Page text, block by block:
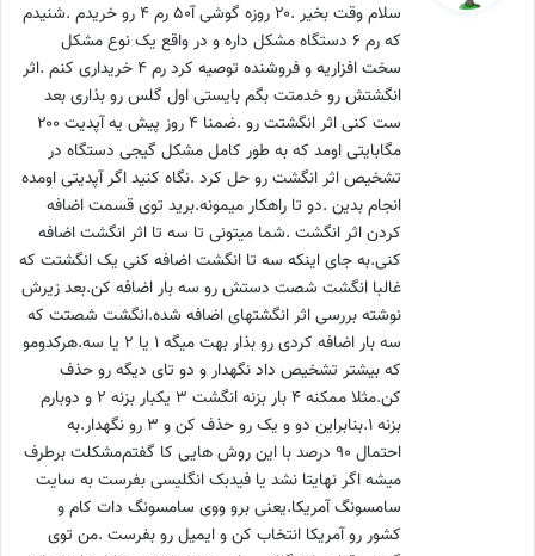
:
سلام وقت بخیر .۲۰ روزه گوشی آ۵۰ رم ۴ رو خریدم .شنیدم
که رم ۶ دستگاه مشکل داره و در واقع یک نوع مشکل
سخت افزاریه و فروشنده توصیه کرد رم ۴ خریداری کنم .اثر
انگشتش رو خدمتت بگم بایستی اول گلس رو بذاری بعد
ست کنی اثر انگشتت رو .ضمنا ۴ روز پیش یه آپدیت ۲۰۰
مگابایتی اومد که به طور کامل مشکل گیجی دستگاه در
تشخیص اثر انگشت رو حل کرد .نگاه کنید اگر آپدیتی اومده
انجام بدین .دو تا راهکار میمونه.برید توی قسمت اضافه
کردن اثر انگشت .شما میتونی تا سه تا اثر انگشت اضافه
کنی.به جای اینکه سه تا انگشت اضافه کنی یک انگشتت که
غالبا انگشت شصت دستش رو سه بار اضافه کن.بعد زیرش
نوشته بررسی اثر انگشتهای اضافه شده.انگشت شصتت که
سه بار اضافه کردی رو بذار بهت میگه ۱ یا ۲ یا سه.هرکدومو
که بیشتر تشخیص داد نگهدار و دو تای دیگه رو حذف
کن.مثلا ممکنه ۴ بار بزنه انگشت ۳ یکبار بزنه ۲ و دوبارم
بزنه ۱.بنابراین دو و یک رو حذف کن و ۳ رو نگهدار.به
احتمال ۹۰ درصد با این روش هایی کا گفتم‌مشکلت برطرف
میشه اگر نهایتا نشد یا فیدبک انگلیسی بفرست به سایت
سامسونگ آمریکا.یعنی برو ووی سامسونگ دات کام و
کشور رو آمریکا انتخاب کن و ایمیل رو بفرست .من توی